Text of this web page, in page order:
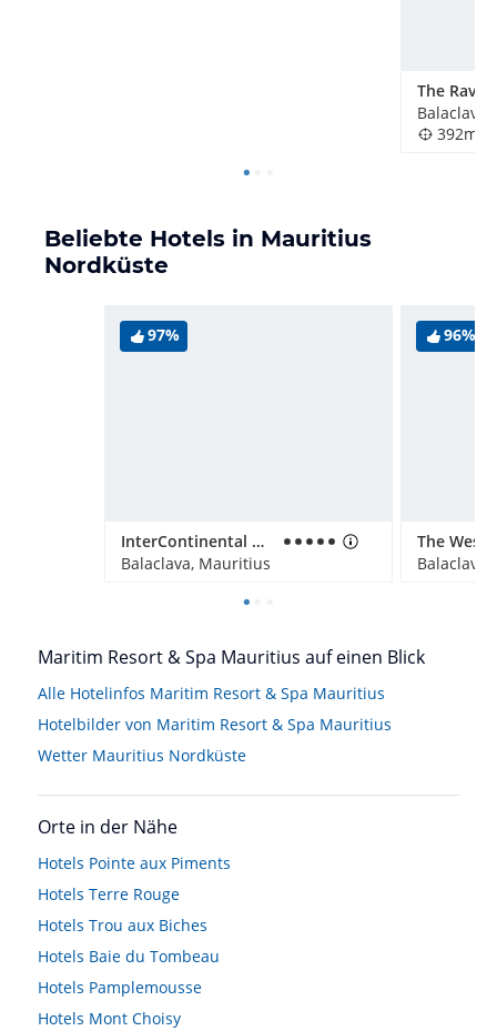
392m
Beliebte Hotels in Mauritius
Nordküste
97%
InterContinental Mauritius Resort Balaclava Fort
Balaclava, Mauritius
96%
Maritim Resort & Spa Mauritius auf einen Blick
Alle Hotelinfos Maritim Resort & Spa Mauritius
Hotelbilder von Maritim Resort & Spa Mauritius
Wetter Mauritius Nordküste
Orte in der Nähe
Hotels Pointe aux Piments
Hotels Terre Rouge
Hotels Trou aux Biches
Hotels Baie du Tombeau
Hotels Pamplemousse
Hotels Mont Choisy